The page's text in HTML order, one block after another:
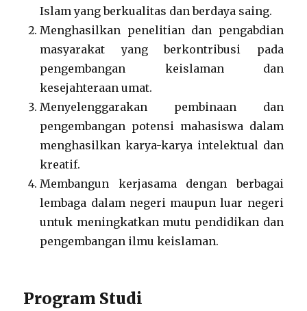
Islam yang berkualitas dan berdaya saing.
Menghasilkan penelitian dan pengabdian
masyarakat yang berkontribusi pada
pengembangan keislaman dan
kesejahteraan umat.
Menyelenggarakan pembinaan dan
pengembangan potensi mahasiswa dalam
menghasilkan karya-karya intelektual dan
kreatif.
Membangun kerjasama dengan berbagai
lembaga dalam negeri maupun luar negeri
untuk meningkatkan mutu pendidikan dan
pengembangan ilmu keislaman.
Program Studi